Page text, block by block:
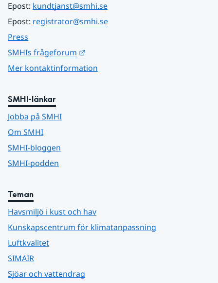
Epost: kundtjanst@smhi.se
Epost: registrator@smhi.se
Press
SMHIs frågeforum
Mer kontaktinformation
SMHI-länkar
Jobba på SMHI
Om SMHI
SMHI-bloggen
SMHI-podden
Teman
Havsmiljö i kust och hav
Kunskapscentrum för klimatanpassning
Luftkvalitet
SIMAIR
Sjöar och vattendrag